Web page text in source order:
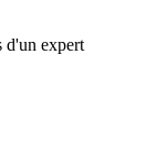
d'un expert